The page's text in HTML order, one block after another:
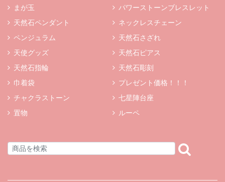
まが玉
パワーストーンブレスレット
天然石ペンダント
ネックレスチェーン
ペンジュラム
天然石さざれ
天使グッズ
天然石ピアス
天然石指輪
天然石彫刻
巾着袋
プレゼント価格！！！
チャクラストーン
七星陣台座
置物
ルーペ